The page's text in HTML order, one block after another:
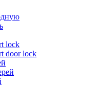
lock
door lock